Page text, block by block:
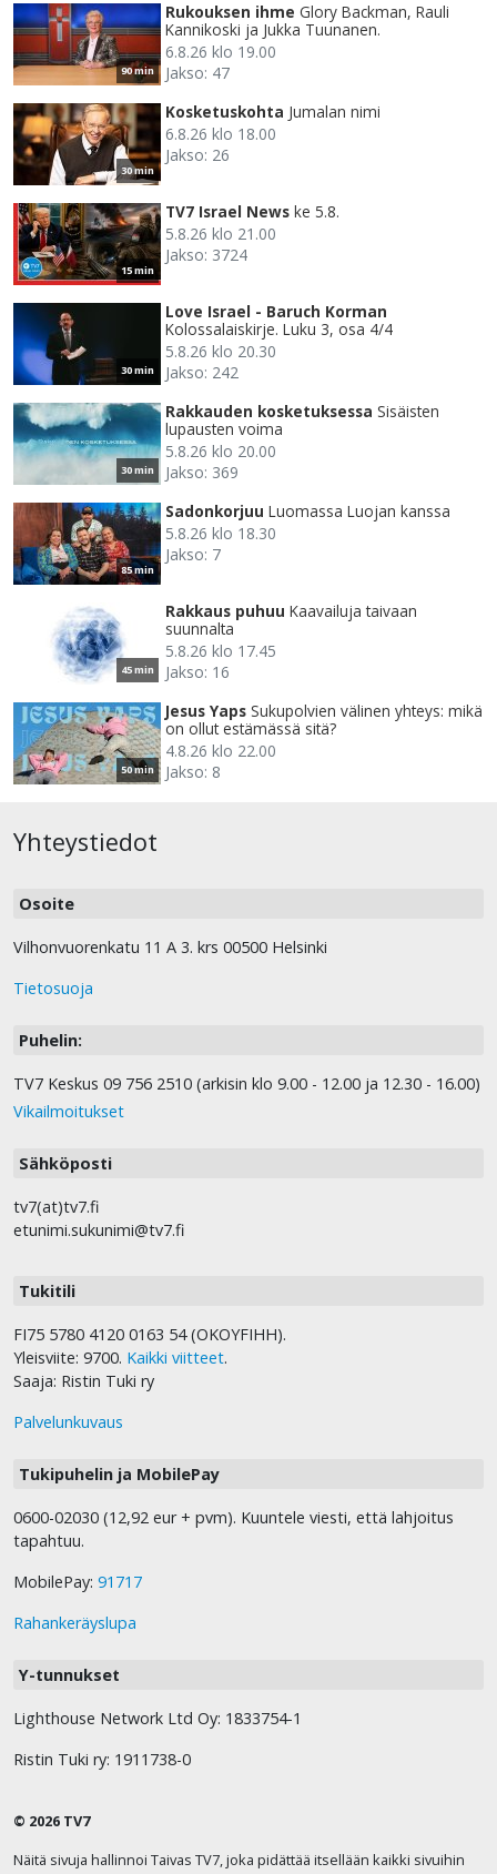
90 min
Rukouksen ihme Glory Backman, Rauli
Kannikoski ja Jukka Tuunanen.
6.8.26 klo 19.00
Jakso: 47
30 min
Kosketuskohta Jumalan nimi
6.8.26 klo 18.00
Jakso: 26
15 min
TV7 Israel News ke 5.8.
5.8.26 klo 21.00
Jakso: 3724
30 min
Love Israel - Baruch Korman
Kolossalaiskirje. Luku 3, osa 4/4
5.8.26 klo 20.30
Jakso: 242
30 min
Rakkauden kosketuksessa Sisäisten
lupausten voima
5.8.26 klo 20.00
Jakso: 369
85 min
Sadonkorjuu Luomassa Luojan kanssa
5.8.26 klo 18.30
Jakso: 7
45 min
Rakkaus puhuu Kaavailuja taivaan
suunnalta
5.8.26 klo 17.45
Jakso: 16
50 min
Jesus Yaps Sukupolvien välinen yhteys: mikä
on ollut estämässä sitä?
4.8.26 klo 22.00
Jakso: 8
Yhteystiedot
Osoite
Vilhonvuorenkatu 11 A 3. krs 00500 Helsinki
Tietosuoja
Puhelin:
TV7 Keskus 09 756 2510 (arkisin klo 9.00 - 12.00 ja 12.30 - 16.00)
Vikailmoitukset
Sähköposti
tv7(at)tv7.fi
etunimi.sukunimi@tv7.fi
Tukitili
FI75 5780 4120 0163 54 (OKOYFIHH).
Yleisviite: 9700. Kaikki viitteet.
Saaja: Ristin Tuki ry
Palvelunkuvaus
Tukipuhelin ja MobilePay
0600-02030 (12,92 eur + pvm). Kuuntele viesti, että lahjoitus
tapahtuu.
MobilePay: 91717
Rahankeräyslupa
Y-tunnukset
Lighthouse Network Ltd Oy: 1833754-1
Ristin Tuki ry: 1911738-0
© 2026 TV7
Näitä sivuja hallinnoi Taivas TV7, joka pidättää itsellään kaikki sivuihin